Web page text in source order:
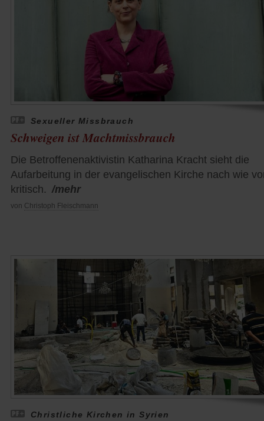
Sexueller Missbrauch
Schweigen ist Machtmissbrauch
Die Betroffenenaktivistin Katharina Kracht sieht die
Aufarbeitung in der evangelischen Kirche nach wie
kritisch. /mehr
von Christoph Fleischmann
Christliche Kirchen in Syrien